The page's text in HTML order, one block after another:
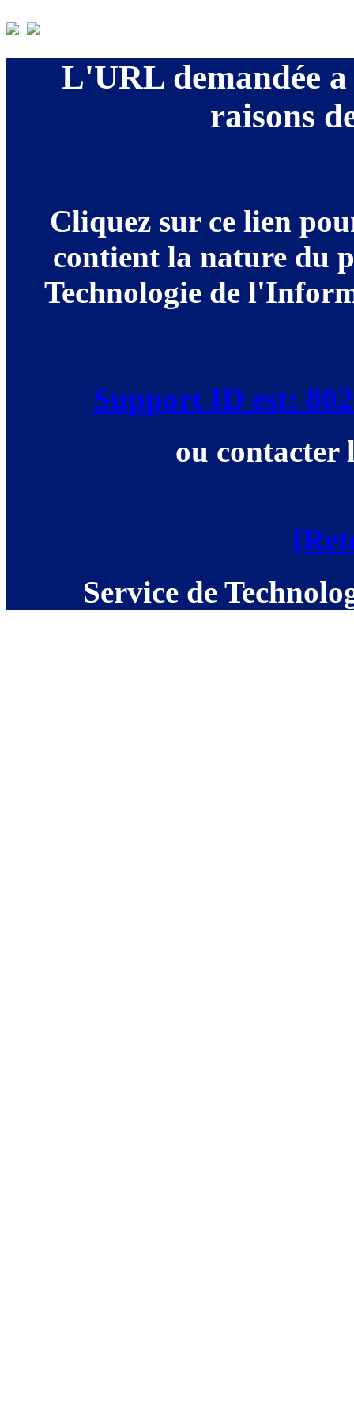
L'URL demandée a
raisons
Cliquez sur ce lien
contient la nature du
Technologie de
Support ID est:
ou contacter
Service de